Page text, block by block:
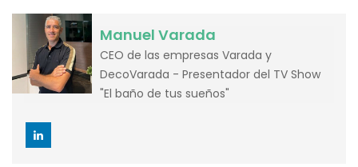
Manuel Varada
CEO de las empresas Varada y
DecoVarada - Presentador del TV Show
"El baño de tus sueños"